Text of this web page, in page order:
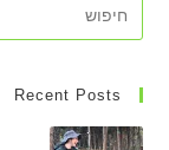
Recent Posts